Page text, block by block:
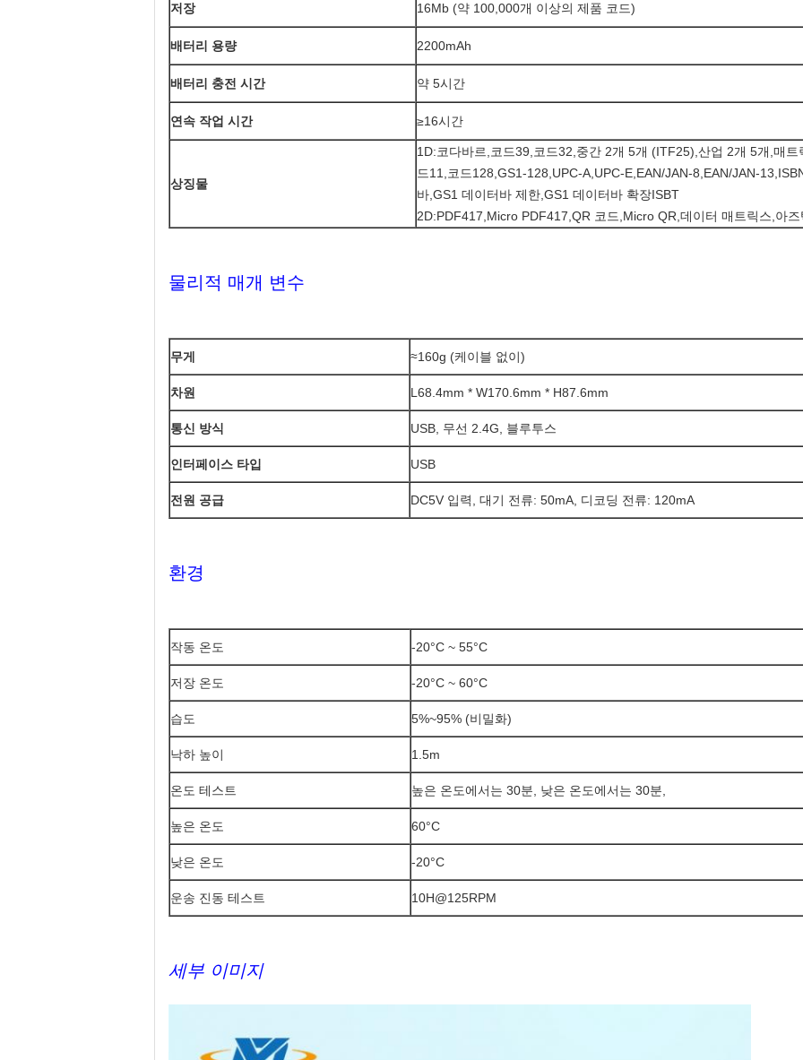
저장 16Mb (약 100,000개 이상의 제품 코드)
배터리 용량 2200mAh
배터리 충전 시간 약 5시간
연속 작업 시간 ≥16시간
상징물
1D:코다바르,코드39,코드32,중간 2개 5개 (ITF25),산업 2개 5개,매트
드11,코드128,GS1-128,UPC-A,UPC-E,EAN/JAN-8,EAN/JAN-
바,GS1 데이터바 제한,GS1 데이터바 확장ISBT
2D:PDF417,Micro PDF417,QR 코드,Micro QR,데이터 매트릭스,아즈
물리적 매개 변수
무게 ≈160g (케이블 없이)
차원 L68.4mm * W170.6mm * H87.6mm
통신 방식 USB, 무선 2.4G, 블루투스
인터페이스 타입 USB
전원 공급 DC5V 입력, 대기 전류: 50mA, 디코딩 전류: 120mA
환경
작동 온도 -20°C ~ 55°C
저장 온도 -20°C ~ 60°C
습도 5%~95% (비밀화)
낙하 높이 1.5m
온도 테스트 높은 온도에서는 30분, 낮은 온도에서는 30분,
높은 온도 60°C
낮은 온도 -20°C
운송 진동 테스트 10H@125RPM
세부 이미지